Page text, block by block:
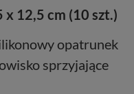
12,5 cm (10 szt.)
opatrunek
sprzyjające